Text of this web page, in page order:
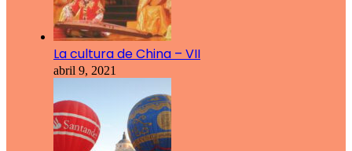
La cultura de China – VII
abril 9, 2021